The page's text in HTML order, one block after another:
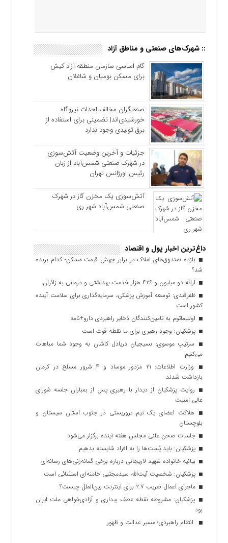
:: شهرک‌های صنعتی و مناطق آزاد
گام اساسی سازمان منطقه آزاد کیش
برای مسکن بومیان و شاغلان
صنعتگران مخالف احداث نیروگاه
خورشیدی‌اند| تضمینی برای استفاده از
برق تولیدی وجود ندارد
جزئیات و آخرین وضعیت آتش‌سوزی
در شهرک صنعتی شمس‌آباد از زبان
رئیس اورژانس تهران
آتش‌سوزی یک مخزن گاز در شهرک
صنعتی شمس‌آباد شهر ری
داغ‌ترین اخبار پول و اقتصاد
بازده صندوق‌های املاک در برابر جهش قیمت مسکن؛ کدام برنده
شد؟
ارائه دو میلیون و ۴۲۶ هزار خدمت بهداشتی و درمانی به زائران
ظفرقندی: توسعه آموزش پزشکی، سرمایه‌گذاری برای سلامت آینده
کشور است
اولتیماتوم به تامین‌کنندگان ذخایر راهبردی دارو+نامه
پزشکیان: وجود رهبری برای ما نقطه قوت است
سرتیپ موسوی: بسیجیان دریادل کاشان به وجود شما مباهات
می‌کنیم
وزارت اطلاعات: ۲۱ مزدور موساد و ۴ شرور مسلح در کرمان
بازداشت شدند
روایت پزشکیان از دیدار با رهبری پس از بمباران جلسه شورای
عالی امنیت
هلاکت اعضای یک تیم تروریستی در جنوب استان سیستان و
بلوچستان
جلسات صحن علنی مجلس هفته آینده برگزار می‌شود
پزشکیان: باید پُست‌ها را به افراد شایسته بدهیم
بیانیه خانواده شهید لاریجانی درباره برخی گمانه‌زنی‌های رسانه‌ای
پزشکیان: شخصیت آیت‌الله سیدمجتبی خامنه‌ای استثنائی است
ماجرای اعمال ضریب ۲.۷ برای اینترنت بین‌الملل چیست؟
پزشکیان: مشروطه نقطه عطف بیداری و آزادی‌خواهی ملت ایران
بود
انتقام راهبردی؛ مسیر عدالت و ظهور